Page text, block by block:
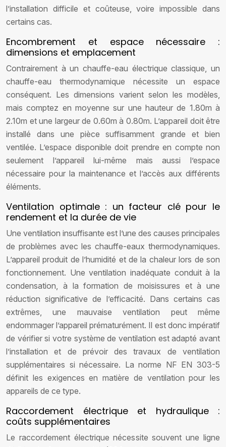
l’installation difficile et coûteuse, voire impossible dans
certains cas.
Encombrement et espace nécessaire :
dimensions et emplacement
Contrairement à un chauffe-eau électrique classique, un
chauffe-eau thermodynamique nécessite un espace
conséquent. Les dimensions varient selon les modèles,
mais comptez en moyenne sur une hauteur de 1.80m à
2.10m et une largeur de 0.60m à 0.80m. L’appareil doit être
installé dans une pièce suffisamment grande et bien
ventilée. L’espace disponible doit prendre en compte non
seulement l’appareil lui-même mais aussi l’espace
nécessaire pour la maintenance et l’accès aux différents
éléments.
Ventilation optimale : un facteur clé pour le
rendement et la durée de vie
Une ventilation insuffisante est l’une des causes principales
de problèmes avec les chauffe-eaux thermodynamiques.
L’appareil produit de l’humidité et de la chaleur lors de son
fonctionnement. Une ventilation inadéquate conduit à la
condensation, à la formation de moisissures et à une
réduction significative de l’efficacité. Dans certains cas
extrêmes, une mauvaise ventilation peut même
endommager l’appareil prématurément. Il est donc impératif
de vérifier si votre système de ventilation est adapté avant
l’installation et de prévoir des travaux de ventilation
supplémentaires si nécessaire. La norme NF EN 303-5
définit les exigences en matière de ventilation pour les
appareils de ce type.
Raccordement électrique et hydraulique :
coûts supplémentaires
Le raccordement électrique nécessite souvent une ligne